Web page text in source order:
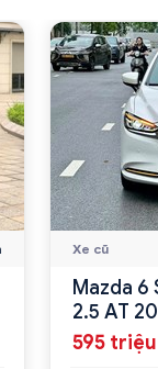
Xe cũ
Mazda
2.5 AT
595 triệu